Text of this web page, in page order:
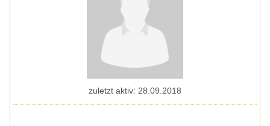
zuletzt aktiv: 28.09.2018